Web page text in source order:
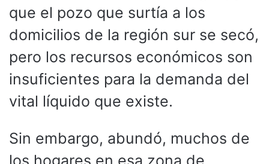
que el pozo que surtía a los
domicilios de la región sur se secó,
pero los recursos económicos son
insuficientes para la demanda del
vital líquido que existe.
Sin embargo, abundó, muchos de
los hogares en esa zona de